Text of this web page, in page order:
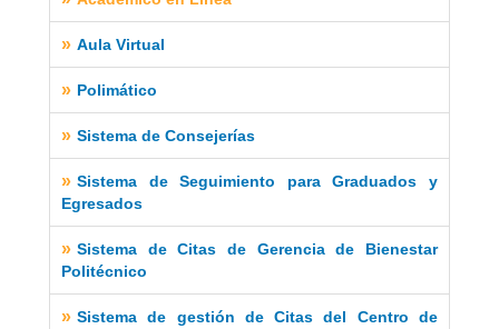
» Aula Virtual
» Polimático
» Sistema de Consejerías
» Sistema de Seguimiento para Graduados y
Egresados
» Sistema de Citas de Gerencia de Bienestar
Politécnico
» Sistema de gestión de Citas del Centro de